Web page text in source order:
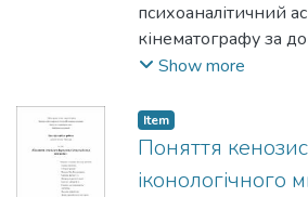
психоаналітичний
кінематографу за
наукових джерел,
Фелліні та Ю.
синтезу наукової
осмислення.
Show more
Item
Поняття
іконологічного